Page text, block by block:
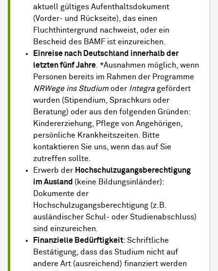
aktuell gültiges Aufenthaltsdokument
(Vorder- und Rückseite), das einen
Fluchthintergrund nachweist, oder ein
Bescheid des BAMF ist einzureichen.
Einreise nach Deutschland innerhalb der
letzten fünf Jahre. *Ausnahmen möglich, wenn
Personen bereits im Rahmen der Programme
NRWege ins Studiumoder Integra gefördert
wurden (Stipendium, Sprachkurs oder
Beratung) oder aus den folgenden Gründen:
Kindererziehung, Pflege von Angehörigen,
persönliche Krankheitszeiten. Bitte
kontaktieren Sie uns, wenn das auf Sie
zutreffen sollte.
Erwerb der Hochschulzugangsberechtigung
im Ausland (keine Bildungsinländer):
Dokumente der
Hochschulzugangsberechtigung (z.B.
ausländischer Schul- oder Studienabschluss)
sind einzureichen.
Finanzielle Bedürftigkeit: Schriftliche
Bestätigung, dass das Studium nicht auf
andere Art (ausreichend) finanziert werden